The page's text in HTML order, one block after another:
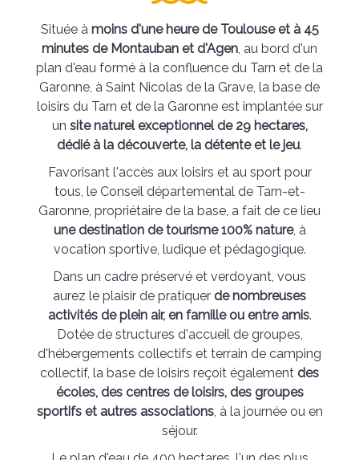
Située à moins d'une heure de Toulouse et à 45
minutes de Montauban et d'Agen, au bord d'un
plan d'eau formé à la confluence du Tarn et de la
Garonne, à Saint Nicolas de la Grave, la base de
loisirs du Tarn et de la Garonne est implantée sur
un site naturel exceptionnel de 29 hectares,
dédié à la découverte, la détente et le jeu.
Favorisant l'accès aux loisirs et au sport pour
tous, le Conseil départemental de Tarn-et-
Garonne, propriétaire de la base, a fait de ce lieu
une destination de tourisme 100% nature, à
vocation sportive, ludique et pédagogique.
Dans un cadre préservé et verdoyant, vous
aurez le plaisir de pratiquer de nombreuses
activités de plein air, en famille ou entre amis.
Dotée de structures d'accueil de groupes,
d'hébergements collectifs et terrain de camping
collectif, la base de loisirs reçoit également des
écoles, des centres de loisirs, des groupes
sportifs et autres associations, à la journée ou en
séjour.